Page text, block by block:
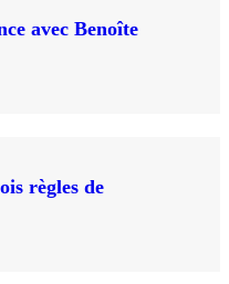
avec Benoîte
règles de